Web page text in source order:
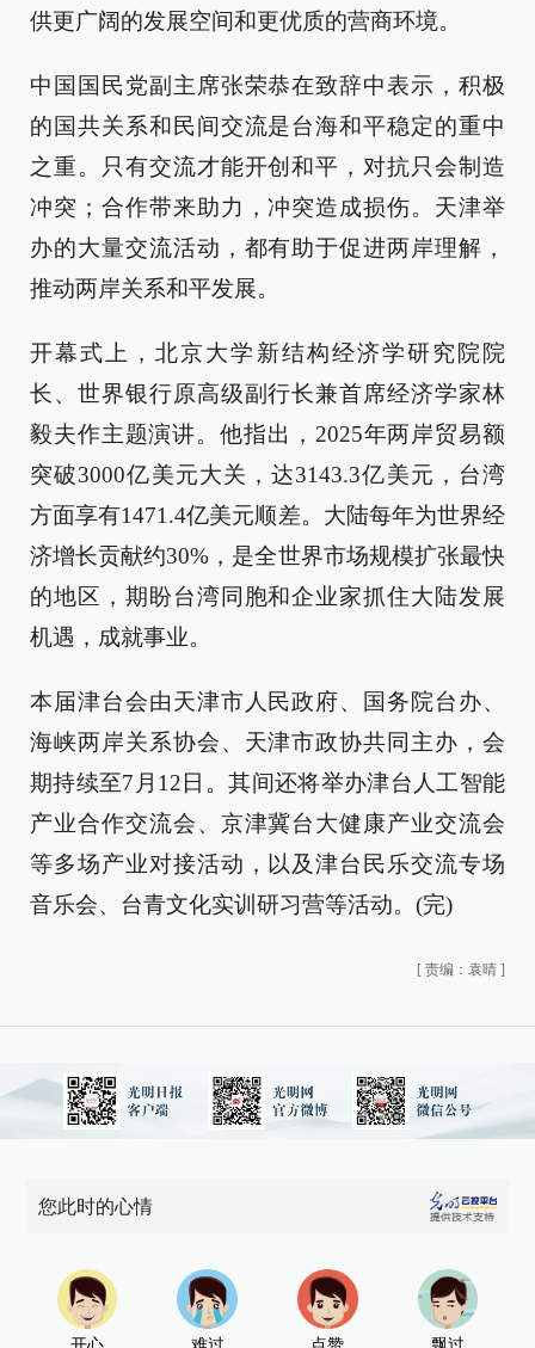
供更广阔的发展空间和更优质的营商环境。
中国国民党副主席张荣恭在致辞中表示，积极
的国共关系和民间交流是台海和平稳定的重中
之重。只有交流才能开创和平，对抗只会制造
冲突；合作带来助力，冲突造成损伤。天津举
办的大量交流活动，都有助于促进两岸理解，
推动两岸关系和平发展。
开幕式上，北京大学新结构经济学研究院院
长、世界银行原高级副行长兼首席经济学家林
毅夫作主题演讲。他指出，2025年两岸贸易额
突破3000亿美元大关，达3143.3亿美元，台湾
方面享有1471.4亿美元顺差。大陆每年为世界经
济增长贡献约30%，是全世界市场规模扩张最快
的地区，期盼台湾同胞和企业家抓住大陆发展
机遇，成就事业。
本届津台会由天津市人民政府、国务院台办、
海峡两岸关系协会、天津市政协共同主办，会
期持续至7月12日。其间还将举办津台人工智能
产业合作交流会、京津冀台大健康产业交流会
等多场产业对接活动，以及津台民乐交流专场
音乐会、台青文化实训研习营等活动。(完)
[ 责编：袁晴 ]
您此时的心情